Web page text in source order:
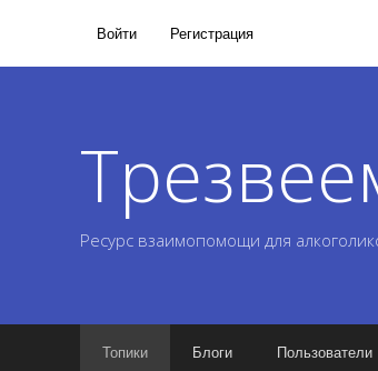
Войти Регистрация
Ресурс взаимопомощи для
Топики Блоги Пользователи